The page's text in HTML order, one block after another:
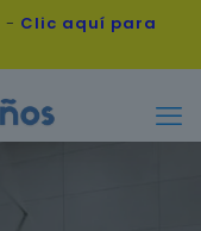
- Clic aquí para